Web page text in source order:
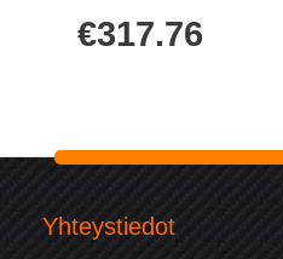
€317.76
Yhteystiedot